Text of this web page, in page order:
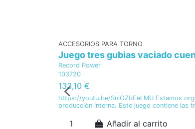
ACCESORIOS PARA TORNO
Juego tres gubias vaciado
Record Power
103720
133,10 €
https://youtu.be/SniOZbEeLMU Estamos
producción interna. Este juego contiene las
Añadir al carrito